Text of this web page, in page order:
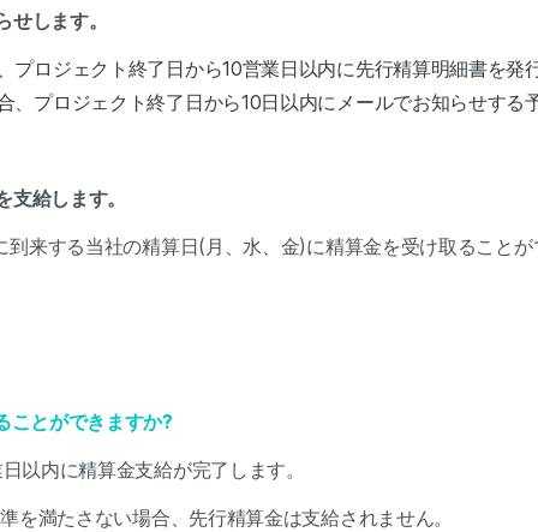
します。
プロジェクト終了日から10営業日以内に先行精算明細書を発
、プロジェクト終了日から10日以内にメールでお知らせする
給します。
到来する当社の精算日(月、水、金)に精算金を受け取ること
ことができますか?
以内に精算金支給が完了します。
を満たさない場合、先行精算金は支給されません。